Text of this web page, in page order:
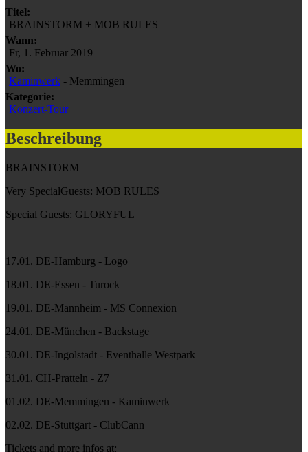
Titel:
BRAINSTORM + MOB RULES
Wann:
Fr, 1. Februar 2019
Wo:
Kaminwerk - Memmingen
Kategorie:
Konzert-Tour
Beschreibung
BRAINSTORM
Very SpecialGuests: MOB RULES
Special Guests: GLORYFUL
17.01. DE-Hamburg - Logo
18.01. DE-Essen - Turock
19.01. DE-Mannheim - MS Connexion
24.01. DE-München - Backstage
30.01. DE-Ingolstadt - Eventhalle Westpark
31.01. CH-Pratteln - Z7
01.02. DE-Memmingen - Kaminwerk
02.02. DE-Stuttgart - ClubCann
Tickets and more infos at: